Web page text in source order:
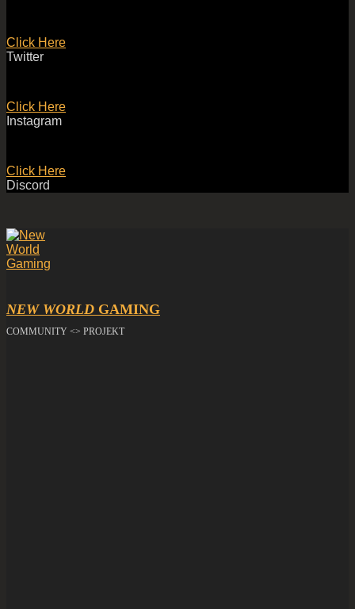
Click Here
Twitter
Click Here
Instagram
Click Here
Discord
NEW WORLD GAMING
COMMUNITY <> PROJEKT